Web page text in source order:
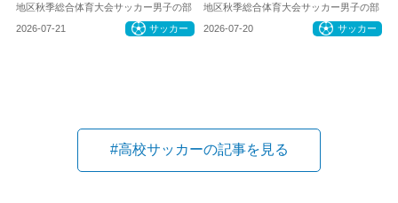
地区秋季総合体育大会サッカー男子の部
2026-07-21 サッカー
地区秋季総合体育大会サッカー男子の部
2026-07-20 サッカー
#高校サッカーの記事を見る